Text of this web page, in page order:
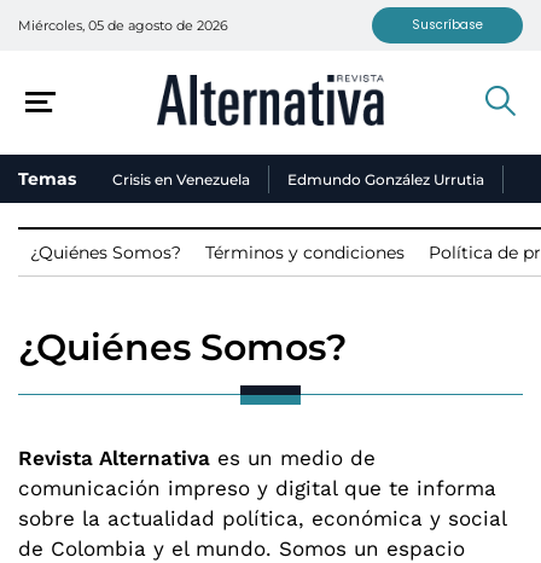
Miércoles, 05 de agosto de 2026 Suscríbase
Temas Crisis en Venezuela Edmundo González Urrutia
¿Quiénes Somos? Términos y condiciones Política de
¿Quiénes Somos?
Revista Alternativa es un medio de
comunicación impreso y digital que te informa
sobre la actualidad política, económica y social
de Colombia y el mundo. Somos un espacio